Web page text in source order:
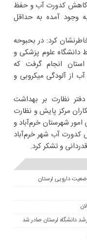
کاهش کدورت آب و حفظ
وجود آمده به حداقل
کرد: در بحبوحه
توسط دانشگاه علوم پزشکی و
انجام گرفت که
از آلودگی میکروبی و
نظارت بر بهداشت
مرکز پایش و نظارت
شهرستان خرم‌آباد و
کدورت آب شهر خرم‌آباد
و تشکر کرد.